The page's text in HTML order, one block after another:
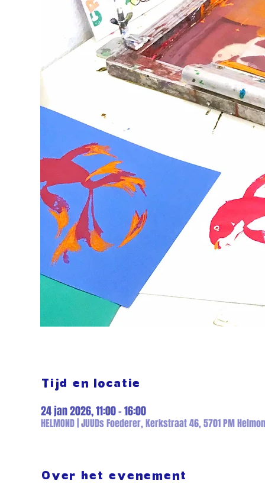
Tijd en locatie
24 jan 2026, 11:00 – 16:00
HELMOND | JUUDs Foederer, Kerkstraat 46, 5701 PM
Over het evenement